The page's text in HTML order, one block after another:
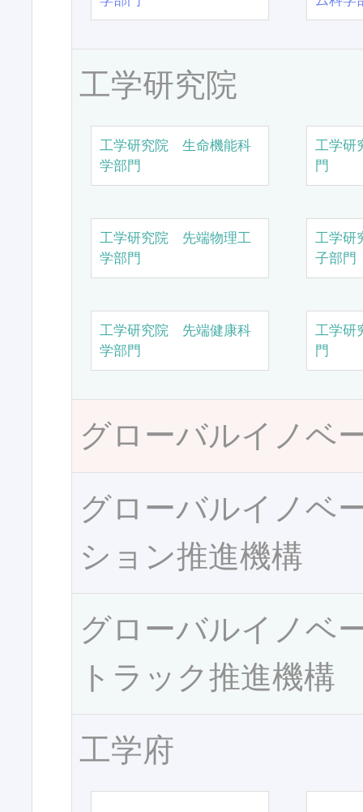
工学研究院
工学研究院 生命機能科
学部門
工学研
門
工学研究院 先端物理工
学部門
工学研
子部門
工学研究院 先端健康科
学部門
工学研
門
グローバルイノベ
グローバルイノベ
ション推進機構
グローバルイノベ
トラック推進機構
工学府